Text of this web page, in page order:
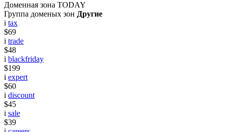
Доменная зона TODAY
Группа доменых зон Другие
i tax
$69
i trade
$48
i blackfriday
$199
i expert
$60
i discount
$45
i sale
$39